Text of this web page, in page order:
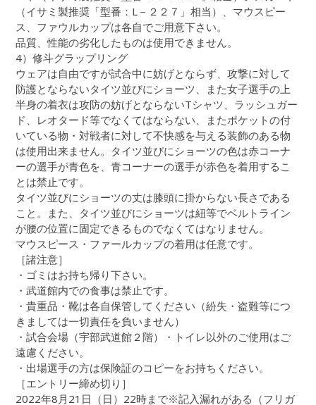
（イサミ製推奨「型番：L－２２７」相当）、マウスピー
ス、ファウルカップは各自でご用意下さい。
品質、性能の劣化したものは使用できません。
4）修斗グラップリング
ウェアは自由ですが試合中に妨げとならず、攻撃に対して
防護とならないタイツ並びにショーツ、また女子選手の上
半身の着衣は攻防の妨げとならないTシャツ、ラッシュガー
ド、レオタード等でなくてはならない、またポケットの付
いている物・対戦者に対して不快感を与える装飾のある物
は使用出来ません。タイツ並びにショーツの色は赤コーナ
ーの選手が青色を、青コーナーの選手が赤色を着用するこ
とは禁止です。
タイツ並びにショーツの丈は膝頭に掛からない長さである
こと。また、タイツ並びにショーツは紐等でベルトライン
が腰の位置に固定できるものでなくてはなりません。
マウスピース・ファールカップの着用は任意です。
［諸注意］
・ゴミはお持ち帰り下さい。
・武道館内での食事は禁止です。
・貴重品・靴は各自保管してください（紛失・盗難等につ
きましては一切責任を負いません）
・試合会場（宇部武道館２階）・トイレ以外のご使用はご
遠慮ください。
・出場選手の方は保険証のコピーをお持ちください。
［エントリー締め切り］
2022年8月21日（日）22時まで※記入漏れがある（フリガ